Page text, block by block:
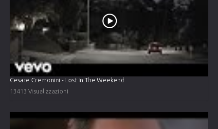
Cesare Cremonini - Lost In The Weekend
13413 Visualizzazioni